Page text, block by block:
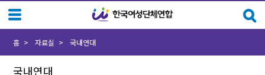
국내연대
홈 자료실 국내연대